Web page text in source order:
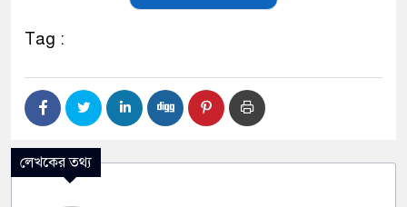
Tag :
লেখকের তথ্য